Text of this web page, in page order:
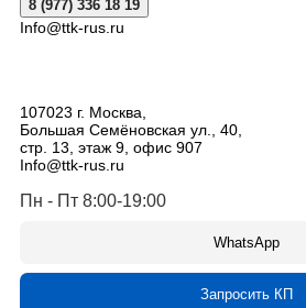
8 (977) 336 18 19
Info@ttk-rus.ru
107023 г. Москва,
Большая Семёновская ул., 40,
стр. 13, этаж 9, офис 907
Info@ttk-rus.ru
Пн - Пт 8:00-19:00
WhatsApp
Запросить КП